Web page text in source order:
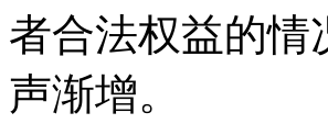
者合法权益的情
声渐增。